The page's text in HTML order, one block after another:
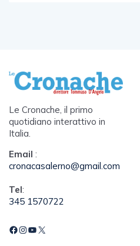
Le Cronache, il primo
quotidiano interattivo in
Italia.
Email :
cronacasalerno@gmail.com
Tel:
345 1570722